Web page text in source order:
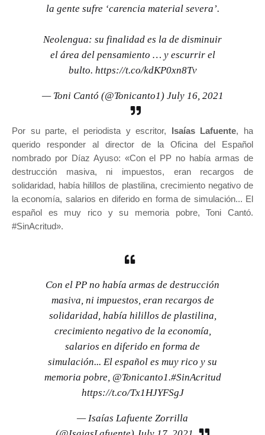
la gente sufre ‘carencia material severa’.
Neolengua: su finalidad es la de disminuir
el área del pensamiento … y escurrir el
bulto. https://t.co/kdKP0xn8Tv
— Toni Cantó (@Tonicanto1) July 16, 2021
Por su parte, el periodista y escritor, Isaías Lafuente, ha
querido responder al director de la Oficina del Español
nombrado por Díaz Ayuso: «Con el PP no había armas de
destrucción masiva, ni impuestos, eran recargos de
solidaridad, había hilillos de plastilina, crecimiento negativo de
la economía, salarios en diferido en forma de simulación... El
español es muy rico y su memoria pobre, Toni Cantó.
#SinAcritud».
Con el PP no había armas de destrucción
masiva, ni impuestos, eran recargos de
solidaridad, había hilillos de plastilina,
crecimiento negativo de la economía,
salarios en diferido en forma de
simulación... El español es muy rico y su
memoria pobre, @Tonicanto1.#SinAcritud
https://t.co/Tx1HJYFSgJ
— Isaías Lafuente Zorrilla